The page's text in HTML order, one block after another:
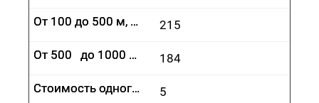
215
От 100 до 500 м, руб.
От 100 до 500 м, руб.
184
От 500 до 1000 м, руб.
От 500 до 1000 м, руб.
5
Стоимость одного врезания, руб.
Стоимость одного врезания, руб.